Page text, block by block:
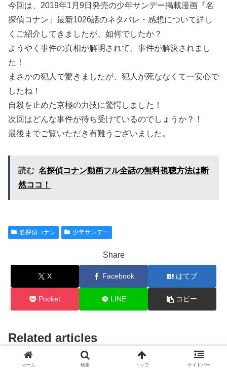
今回は、2019年1月9日発売の少年サンデー掲載漫画『名
探偵コナン』最新1026話のネタバレ・感想について詳し
くご紹介してきましたが、如何でしたか？
ようやく事件の真相が解明されて、事件が解決されまし
た！
まさかの犯人で驚きましたが、犯人が死ななくて一安心で
したね！
自殺を止めた京極の力技に驚愕しました！
次回はどんな事件が待ち受けているのでしょうか？！
最後までご覧いただき有難うございました。
読む 名探偵コナン動画フル全話の無料視聴方法は断
然ココ！
名探偵コナン 少年サンデー
Share
X Facebook はてブ
Pocket LINE コピー
Related articles
ホーム 検索 トップ サイドバー